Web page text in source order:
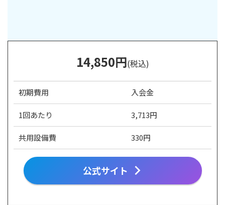
14,850円(税込)
初期費用 入会金
1回あたり 3,713円
共用設備費 330円
公式サイト